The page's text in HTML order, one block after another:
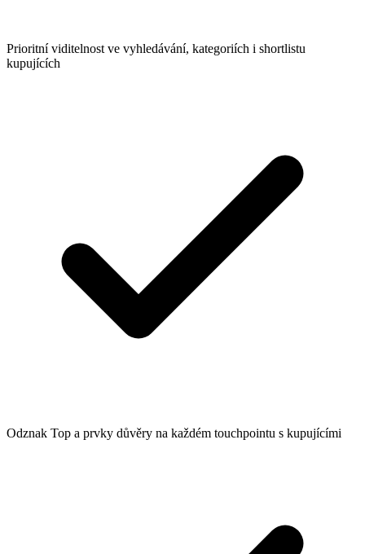
Prioritní viditelnost ve vyhledávání, kategoriích i shortlistu
kupujících
Odznak Top a prvky důvěry na každém touchpointu s kupujícími